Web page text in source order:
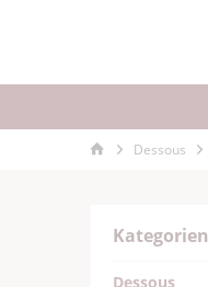
Dessous
Kategorien
Dessous